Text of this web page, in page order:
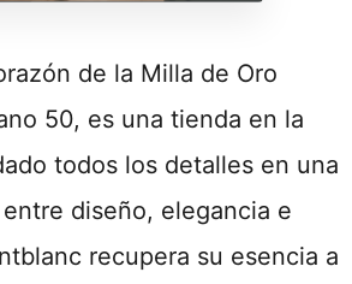
de la Milla de Oro
50, es una tienda en la
todos los detalles en una
diseño, elegancia e
recupera su esencia a